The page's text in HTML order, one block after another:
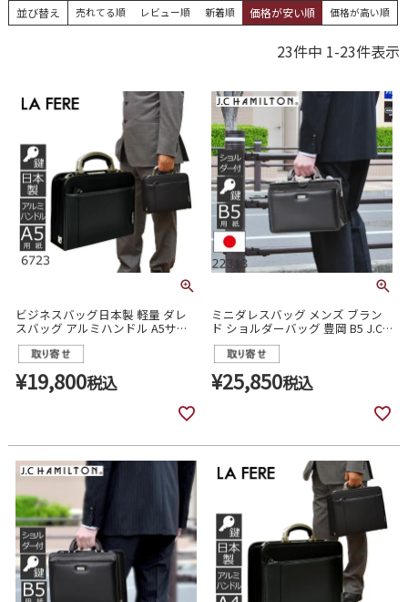
並び替え 売れてる順 レビュー順 新着順 価格が安い順 価格が高い順
23件中 1-23件表示
ビジネスバッグ日本製 軽量 ダレ
スバッグ アルミハンドル A5サイ
ズ メンズ 6723
¥19,800税込
ミニダレスバッグ メンズ ブラン
ド ショルダーバッグ 豊岡 B5 J.C
HAMILTON 22313
¥25,850税込